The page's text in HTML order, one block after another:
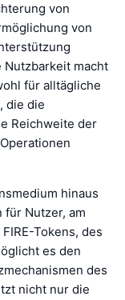
von
von
macht
für alltägliche
die die
Reichweite der
hinaus
Nutzer, am
Tokens, des
es den
des
nicht nur die